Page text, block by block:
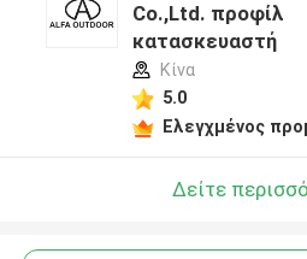
Co.,Ltd. προφίλ
κατασκευαστή
Κίνα
5.0
Ελεγχμένος
Δείτε